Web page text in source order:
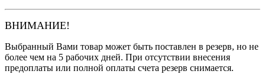
ВНИМАНИЕ!
Выбранный Вами товар может быть поставлен в резерв, но не
более чем на 5 рабочих дней. При отсутствии внесения
предоплаты или полной оплаты счета резерв снимается.